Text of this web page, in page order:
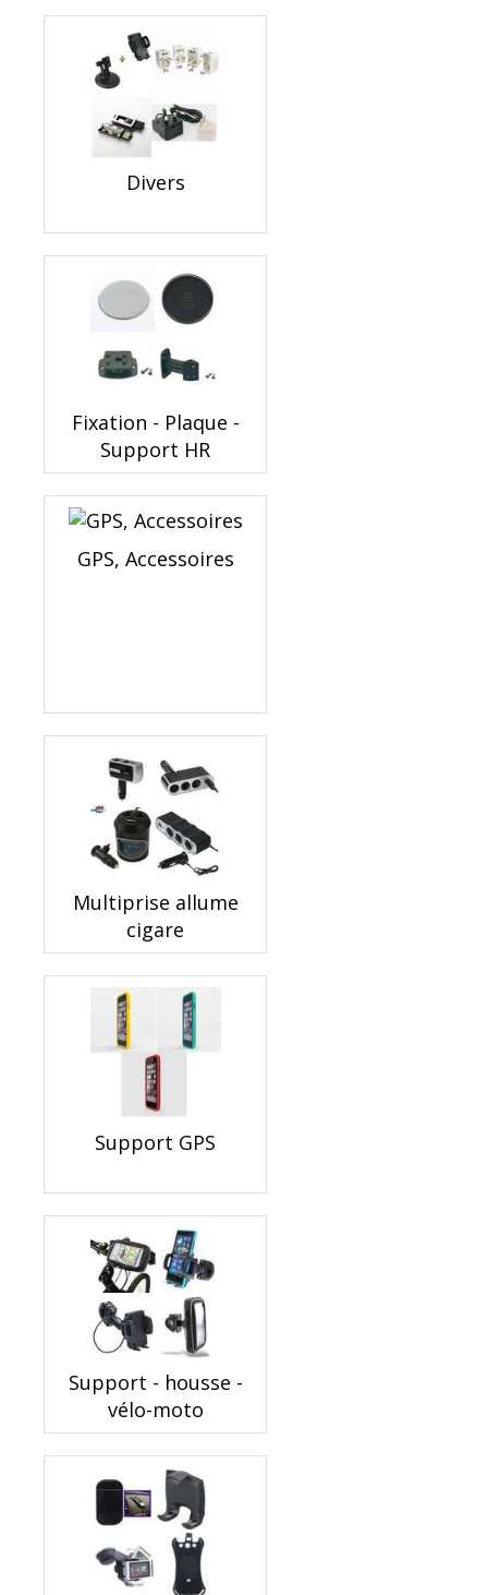
Divers
Fixation - Plaque -
Support HR
GPS, Accessoires
Multiprise allume
cigare
Support GPS
Support - housse -
vélo-moto